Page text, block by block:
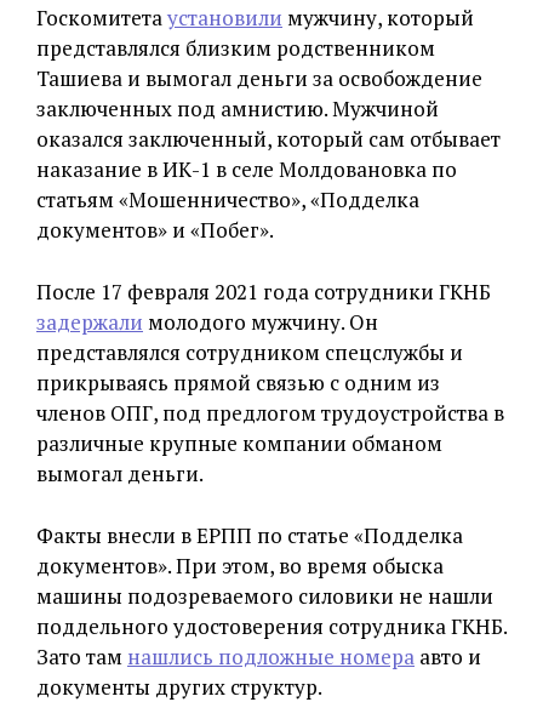
Госкомитета установили мужчину, который
представлялся близким родственником
Ташиева и вымогал деньги за освобождение
заключенных под амнистию. Мужчиной
оказался заключенный, который сам отбывает
наказание в ИК-1 в селе Молдовановка по
статьям «Мошенничество», «Подделка
документов» и «Побег».
После 17 февраля 2021 года сотрудники ГКНБ
задержали молодого мужчину. Он
представлялся сотрудником спецслужбы и
прикрываясь прямой связью с одним из
членов ОПГ, под предлогом трудоустройства в
различные крупные компании обманом
вымогал деньги.
Факты внесли в ЕРПП по статье «Подделка
документов». При этом, во время обыска
машины подозреваемого силовики не нашли
поддельного удостоверения сотрудника ГКНБ.
Зато там нашлись подложные номера авто и
документы других структур.